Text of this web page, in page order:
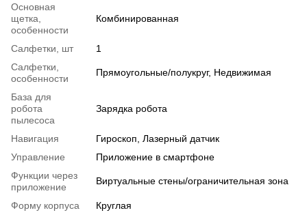
Основная
щетка,
особенности
Комбинированная
Салфетки, шт
1
Салфетки,
особенности
Прямоугольные/полукруг, Недвижимая
База для
робота
пылесоса
Зарядка робота
Навигация
Гироскоп, Лазерный датчик
Управление
Приложение в смартфоне
Функции через
приложение
Виртуальные стены/ограничительная зона
Форму корпуса
Круглая